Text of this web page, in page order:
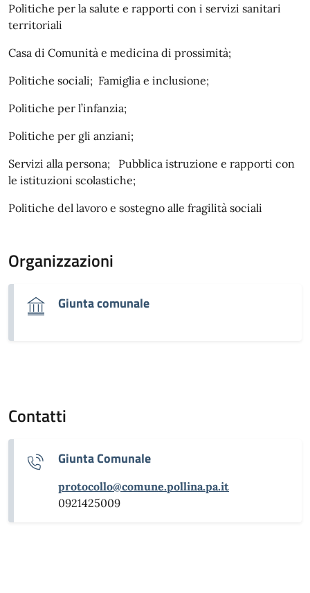
Politiche per la salute e rapporti con i servizi sanitari
territoriali
Casa di Comunità e medicina di prossimità;
Politiche sociali; Famiglia e inclusione;
Politiche per l’infanzia;
Politiche per gli anziani;
Servizi alla persona; Pubblica istruzione e rapporti con
le istituzioni scolastiche;
Politiche del lavoro e sostegno alle fragilità sociali
Organizzazioni
Giunta comunale
Contatti
Giunta Comunale
protocollo@comune.pollina.pa.it
0921425009